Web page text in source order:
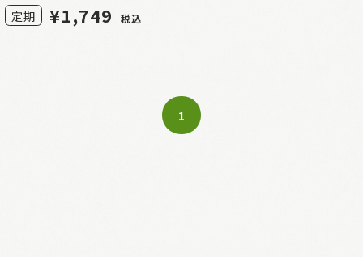
定期 ¥1,749 税込
1